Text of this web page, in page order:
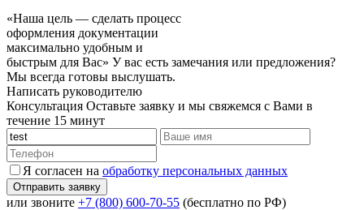
«Наша цель — сделать процесс
оформления документации
максимально удобным и
быстрым для Вас» У вас есть замечания или предложения?
Мы всегда готовы выслушать.
Написать руководителю
Консультация Оставьте заявку и мы свяжемся с Вами в
течение 15 минут
Я согласен на обработку персональных данных
или звоните +7 (800) 600-70-55 (бесплатно по РФ)